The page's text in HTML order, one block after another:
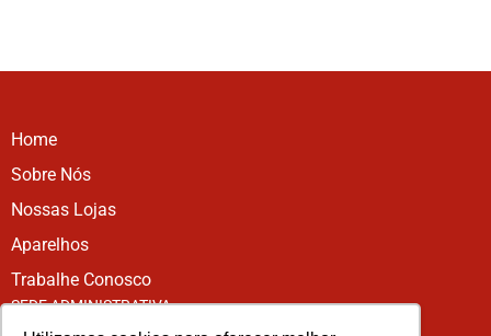
Home
Sobre Nós
Nossas Lojas
Aparelhos
Trabalhe Conosco
SEDE ADMINISTRATIVA